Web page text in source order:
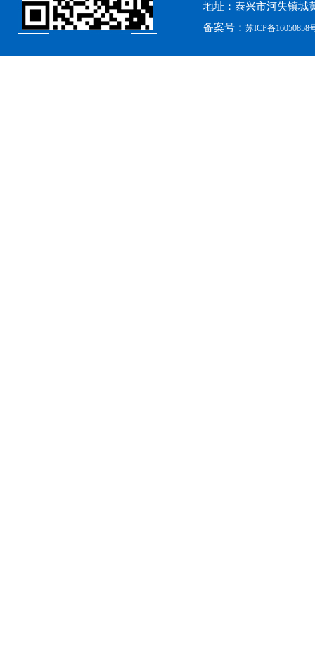
地址：泰兴市河失镇城
备案号： 苏ICP备16050858